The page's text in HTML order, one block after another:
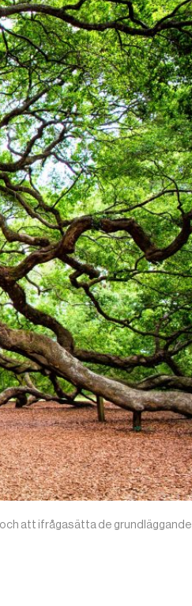
att ifrågasätta de grundläggande